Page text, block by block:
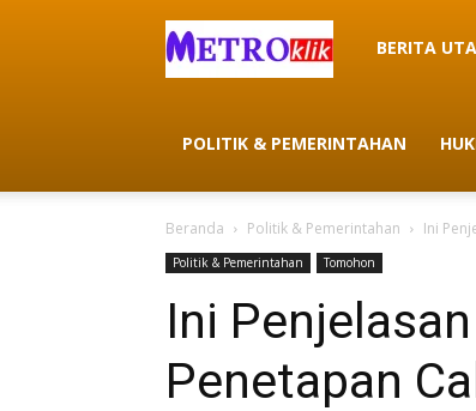
METROklik
BERITA
POLITIK & PEMERINTAHAN
Beranda Politik & Pemerintahan Ini
Politik & Pemerintahan Tomohon
Ini
Penetapan